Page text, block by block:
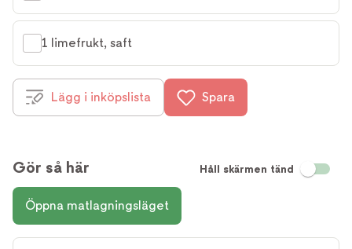
1 limefrukt, saft
Lägg i inköpslista Spara
Gör så här Håll skärmen tänd
Öppna matlagningsläget